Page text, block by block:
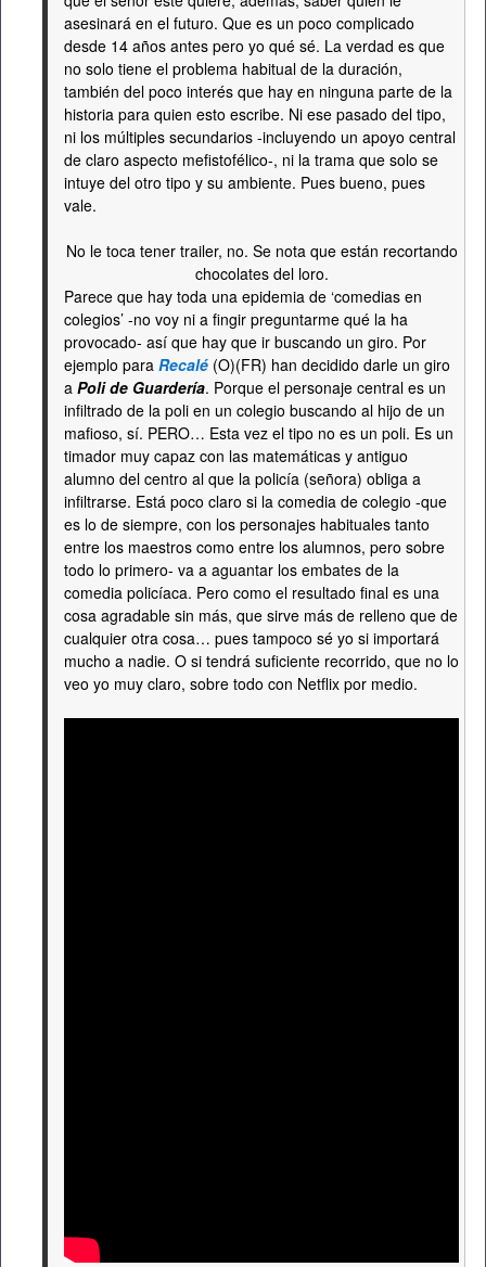
asesinará en el futuro. Que es un poco complicado
desde 14 años antes pero yo qué sé. La verdad es que
no solo tiene el problema habitual de la duración,
también del poco interés que hay en ninguna parte de la
historia para quien esto escribe. Ni ese pasado del tipo,
ni los múltiples secundarios -incluyendo un apoyo central
de claro aspecto mefistofélico-, ni la trama que solo se
intuye del otro tipo y su ambiente. Pues bueno, pues
vale.
No le toca tener trailer, no. Se nota que están recortando
chocolates del loro.
Parece que hay toda una epidemia de ‘comedias en
colegios’ -no voy ni a fingir preguntarme qué la ha
provocado- así que hay que ir buscando un giro. Por
ejemplo para Recalé (O)(FR) han decidido darle un giro
a Poli de Guardería. Porque el personaje central es un
infiltrado de la poli en un colegio buscando al hijo de un
mafioso, sí. PERO… Esta vez el tipo no es un poli. Es un
timador muy capaz con las matemáticas y antiguo
alumno del centro al que la policía (señora) obliga a
infiltrarse. Está poco claro si la comedia de colegio -que
es lo de siempre, con los personajes habituales tanto
entre los maestros como entre los alumnos, pero sobre
todo lo primero- va a aguantar los embates de la
comedia policíaca. Pero como el resultado final es una
cosa agradable sin más, que sirve más de relleno que de
cualquier otra cosa… pues tampoco sé yo si importará
mucho a nadie. O si tendrá suficiente recorrido, que no lo
veo yo muy claro, sobre todo con Netflix por medio.